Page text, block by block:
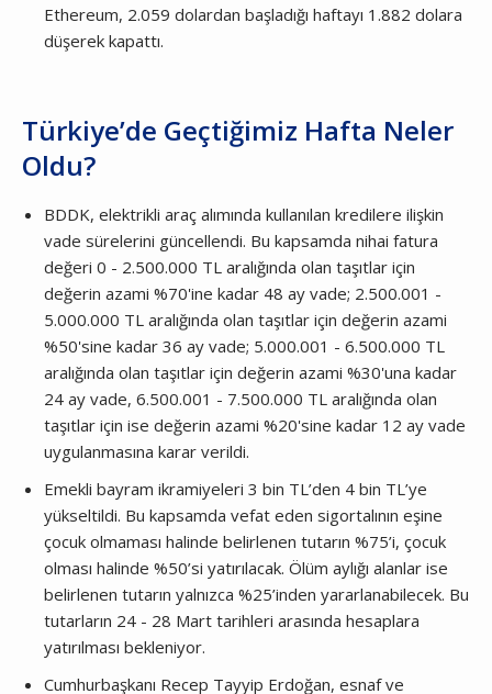
Ethereum, 2.059 dolardan başladığı haftayı 1.882 dolara
düşerek kapattı.
Türkiye’de Geçtiğimiz Hafta Neler
Oldu?
BDDK, elektrikli araç alımında kullanılan kredilere ilişkin
vade sürelerini güncellendi. Bu kapsamda nihai fatura
değeri 0 - 2.500.000 TL aralığında olan taşıtlar için
değerin azami %70'ine kadar 48 ay vade; 2.500.001 -
5.000.000 TL aralığında olan taşıtlar için değerin azami
%50'sine kadar 36 ay vade; 5.000.001 - 6.500.000 TL
aralığında olan taşıtlar için değerin azami %30'una kadar
24 ay vade, 6.500.001 - 7.500.000 TL aralığında olan
taşıtlar için ise değerin azami %20'sine kadar 12 ay vade
uygulanmasına karar verildi.
Emekli bayram ikramiyeleri 3 bin TL’den 4 bin TL’ye
yükseltildi. Bu kapsamda vefat eden sigortalının eşine
çocuk olmaması halinde belirlenen tutarın %75’i, çocuk
olması halinde %50’si yatırılacak. Ölüm aylığı alanlar ise
belirlenen tutarın yalnızca %25’inden yararlanabilecek. Bu
tutarların 24 - 28 Mart tarihleri arasında hesaplara
yatırılması bekleniyor.
Cumhurbaşkanı Recep Tayyip Erdoğan, esnaf ve